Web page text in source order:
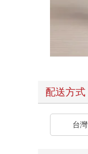
配送方式
台灣